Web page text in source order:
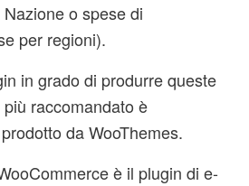
o spese di
per regioni).
in grado di produrre queste
raccomandato è
da WooThemes.
è il plugin di e-